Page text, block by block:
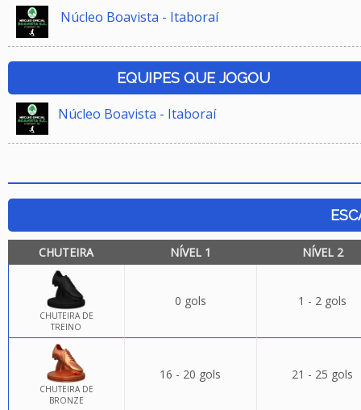
Núcleo Boavista - Itaboraí
EQUIPES QUE JOGOU
Núcleo Boavista - Itaboraí
CHUTEIRA NÍVEL 1 NÍVEL 2
CHUTEIRA DE
TREINO
0 gols 1 - 2 gols
CHUTEIRA DE
BRONZE
16 - 20 gols 21 - 25 gols